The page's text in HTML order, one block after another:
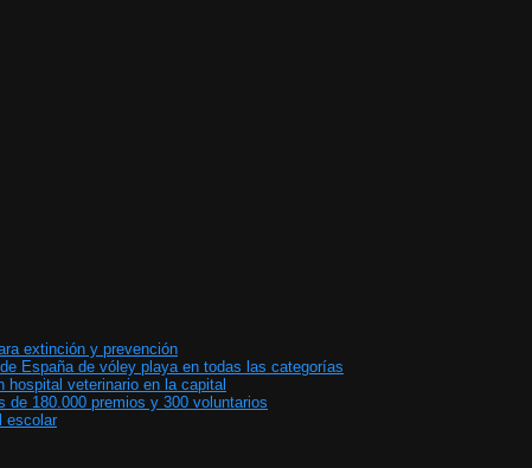
extinción y prevención
España de vóley playa en todas las categorías
hospital veterinario en la capital
de 180.000 premios y 300 voluntarios
escolar